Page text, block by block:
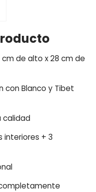
cm de alto x 28 cm de
con Blanco y Tibet
calidad
interiores + 3